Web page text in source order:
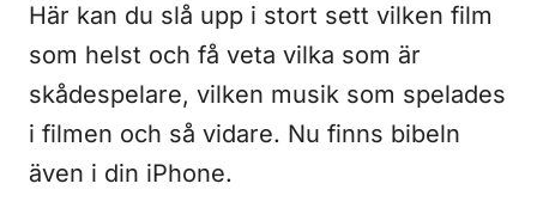
Här kan du slå upp i stort sett vilken film
som helst och få veta vilka som är
skådespelare, vilken musik som spelades
i filmen och så vidare. Nu finns bibeln
även i din iPhone.